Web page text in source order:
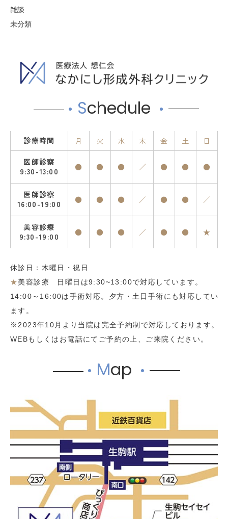
雑談
未分類
Schedule
診療時間 月 火 水 木 金 土 日
医師診察
9:30-13:00
● ● ● ／ ● ● ●
医師診察
16:00-19:00
● ● ● ／ ● ● ／
美容診療
9:30-19:00
● ● ● ／ ● ● ★
休診日：木曜日・祝日
★美容診療 日曜日は9:30~13:00で対応しています。
14:00～16:00は手術対応。夕方・土日手術にも対応してい
ます。
※2023年10月より当院は完全予約制で対応しております。
WEBもしくはお電話にてご予約の上、ご来院ください。
Map